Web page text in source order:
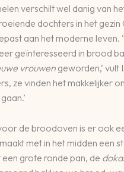
verschilt wel danig van
dochters in het gezin
aan het moderne leven.
geïnteresseerd in brood
vrouwen geworden,’ vult
ze vinden het makkelijker
de broodoven is er ook
met in het midden een
grote ronde pan, de doka